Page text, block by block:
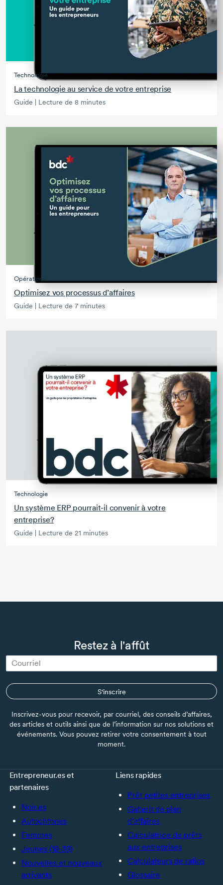
Technologie
La technologie au service de votre entreprise
Guide | Lecture de 8 minutes
Opérations
Optimisez vos processus d’affaires
Guide | Lecture de 7 minutes
Technologie
Un système ERP pourrait-il convenir à votre
entreprise?
Guide | Lecture de 21 minutes
Restez à l'affût
S'inscrire
Inscrivez-vous pour recevoir, par courriel, des conseils d’affaires,
des articles et outils ainsi que de l’information sur nos solutions et
événements. Vous pouvez retirer votre consentement à tout
moment.
Entrepreneur.es et
partenaires
Noir.es
Autochtones
Femmes
Jeunes (18-39)
Nouvelles et nouveaux
arrivants
Liens rapides
Prêt petites entreprises
Gabarit de plan
d’affaires
Calculatrice de prêts
aux entreprises
Calculateurs de ratios
Glossaire